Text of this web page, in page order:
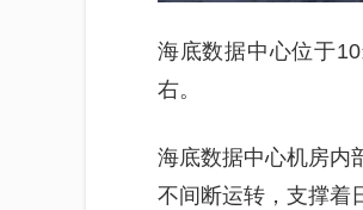
海底数据中心位于
右。
海底数据中心机房内
不间断运转，支撑着